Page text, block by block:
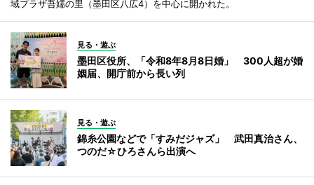
域プラザ吾嬬の里（墨田区八広4）を中心に開かれた。
見る・遊ぶ
墨田区役所、「令和8年8月8日婚」 300人超が婚
姻届、開庁前から長い列
見る・遊ぶ
錦糸公園などで「すみだジャズ」 武田真治さん、
つのだ☆ひろさんら出演へ